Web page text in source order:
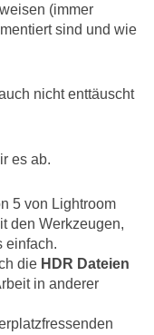
(immer
sind und wie
nicht enttäuscht
es ab.
5 von Lightroom
den Werkzeugen,
einfach.
die HDR Dateien
in anderer